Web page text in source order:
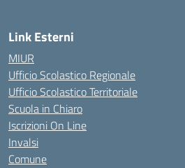
Link Esterni
MIUR
Ufficio Scolastico Regionale
Ufficio Scolastico Territoriale
Scuola in Chiaro
Iscrizioni On Line
Invalsi
Comune